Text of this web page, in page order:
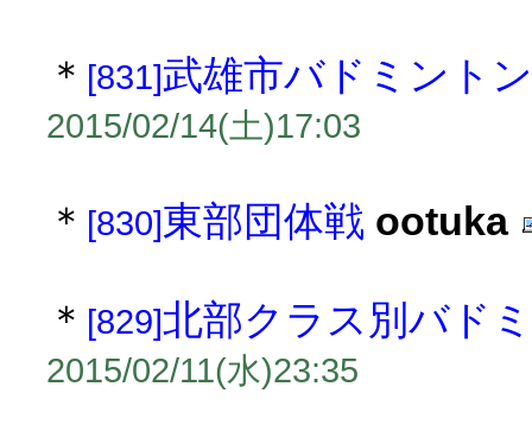
＊ [831]武雄市バドミント
2015/02/14(土)17:03
＊ [830]東部団体戦 ootuka
＊ [829]北部クラス別バド
2015/02/11(水)23:35